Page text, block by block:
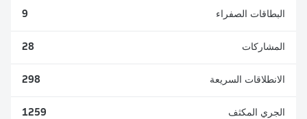
البطاقات الصفراء 9
المشاركات 28
الانطلاقات السريعة 298
الجري المكثف 1259